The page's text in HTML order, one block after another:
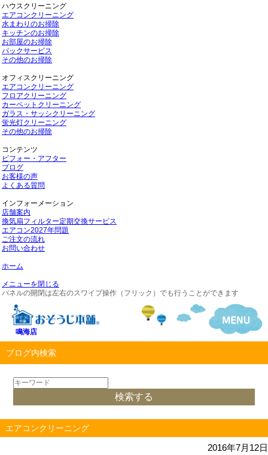
ハウスクリーニング
エアコンクリーニング
水まわりのお掃除
キッチンのお掃除
お部屋のお掃除
パックサービス
その他のお掃除
オフィスクリーニング
エアコンクリーニング
フロアクリーニング
カーペットクリーニング
ガラス・サッシクリーニング
蛍光灯クリーニング
その他のお掃除
コンテンツ
ビフォー・アフター
ブログ
お客様の声
よくある質問
インフォーメーション
店舗案内
換気扇フィルター定期交換サービス
エアコン2027年問題
ご注文の流れ
お問い合わせ
ホーム
メニューを閉じる
パネルの開閉は左右のスワイプ操作（フリック）でも行うことができます
鳴海店
ブログ内検索
エアコンクリーニング
2016年7月12日